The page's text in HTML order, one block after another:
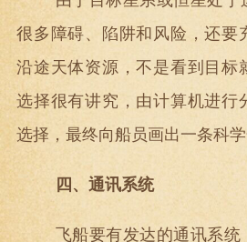
很多障碍、陷阱和风险，还要
沿途天体资源，不是看到目标
选择很有讲究，由计算机进行
选择，最终向船员画出一条科学
四、通讯系统
飞船要有发达的通讯系